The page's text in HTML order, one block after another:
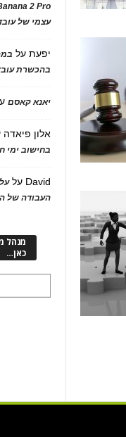
2 Pro
עצמי של
יפעתעל
בהכשרת
יאנא קאסם
אלון פיאדה
בחישוב ימי
David על
העבודה של
מנהל
כאן…